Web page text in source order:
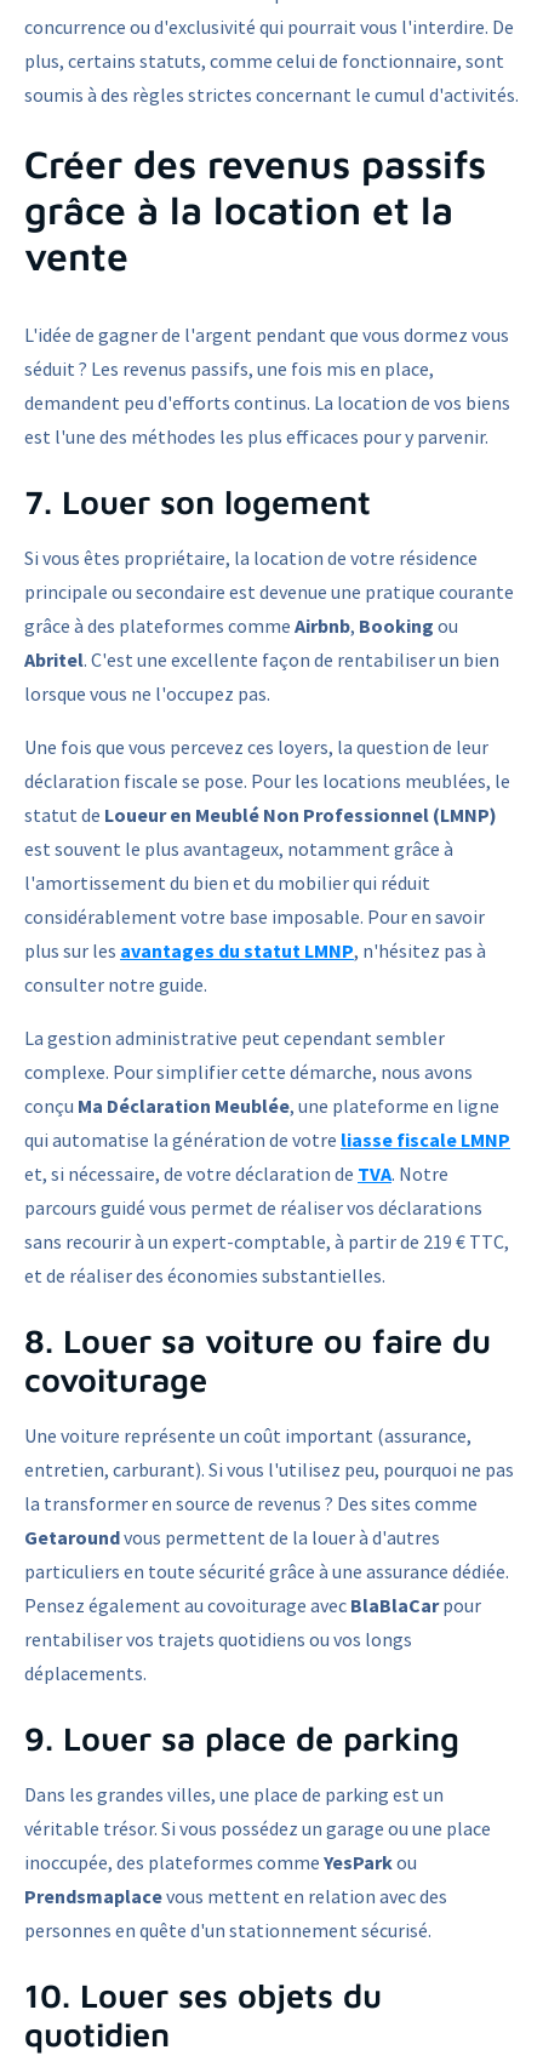
concurrence ou d'exclusivité qui pourrait vous l'interdire. De
plus, certains statuts, comme celui de fonctionnaire, sont
soumis à des règles strictes concernant le cumul d'activités.
Créer des revenus passifs
grâce à la location et la
vente
L'idée de gagner de l'argent pendant que vous dormez vous
séduit ? Les revenus passifs, une fois mis en place,
demandent peu d'efforts continus. La location de vos biens
est l'une des méthodes les plus efficaces pour y parvenir.
7. Louer son logement
Si vous êtes propriétaire, la location de votre résidence
principale ou secondaire est devenue une pratique courante
grâce à des plateformes comme Airbnb, Booking ou
Abritel. C'est une excellente façon de rentabiliser un bien
lorsque vous ne l'occupez pas.
Une fois que vous percevez ces loyers, la question de leur
déclaration fiscale se pose. Pour les locations meublées, le
statut de Loueur en Meublé Non Professionnel (LMNP)
est souvent le plus avantageux, notamment grâce à
l'amortissement du bien et du mobilier qui réduit
considérablement votre base imposable. Pour en savoir
plus sur les avantages du statut LMNP, n'hésitez pas à
consulter notre guide.
La gestion administrative peut cependant sembler
complexe. Pour simplifier cette démarche, nous avons
conçu Ma Déclaration Meublée, une plateforme en ligne
qui automatise la génération de votre liasse fiscale LMNP
et, si nécessaire, de votre déclaration de TVA. Notre
parcours guidé vous permet de réaliser vos déclarations
sans recourir à un expert-comptable, à partir de 219 € TTC,
et de réaliser des économies substantielles.
8. Louer sa voiture ou faire du
covoiturage
Une voiture représente un coût important (assurance,
entretien, carburant). Si vous l'utilisez peu, pourquoi ne pas
la transformer en source de revenus ? Des sites comme
Getaroundvous permettent de la louer à d'autres
particuliers en toute sécurité grâce à une assurance dédiée.
Pensez également au covoiturage avec BlaBlaCarpour
rentabiliser vos trajets quotidiens ou vos longs
déplacements.
9. Louer sa place de parking
Dans les grandes villes, une place de parking est un
véritable trésor. Si vous possédez un garage ou une place
inoccupée, des plateformes comme YesParkou
Prendsmaplacevous mettent en relation avec des
personnes en quête d'un stationnement sécurisé.
10. Louer ses objets du
quotidien